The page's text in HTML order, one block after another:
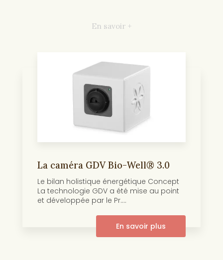
En savoir +
La caméra GDV Bio-Well® 3.0
Le bilan holistique énergétique Concept
La technologie GDV a été mise au point
et développée par le Pr....
En savoir plus